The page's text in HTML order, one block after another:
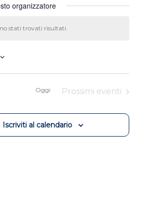
organizzatore
stati trovati risultati.
Oggi Prossimi eventi
Iscriviti al calendario